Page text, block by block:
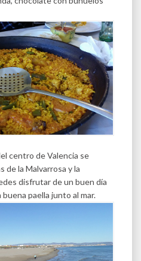
centro de Valencia se
de la Malvarrosa y la
disfrutar de un buen día
paella junto al mar.